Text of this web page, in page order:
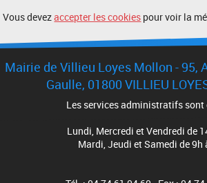
Vous devezaccepter les cookies pour voir la
Mairie de Villieu Loyes Mollon - 95,
Gaulle, 01800 VILLIEU
Les services administratifs sont
Lundi, Mercredi et Vendredi de
Mardi, Jeudi et Samedi de 9h